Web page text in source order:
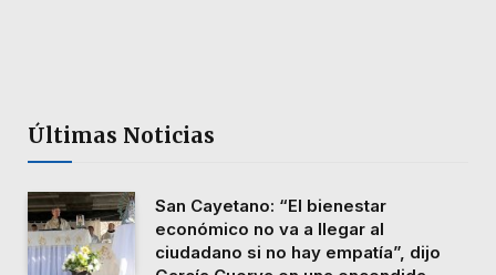
Últimas Noticias
San Cayetano: “El bienestar
económico no va a llegar al
ciudadano si no hay empatía”, dijo